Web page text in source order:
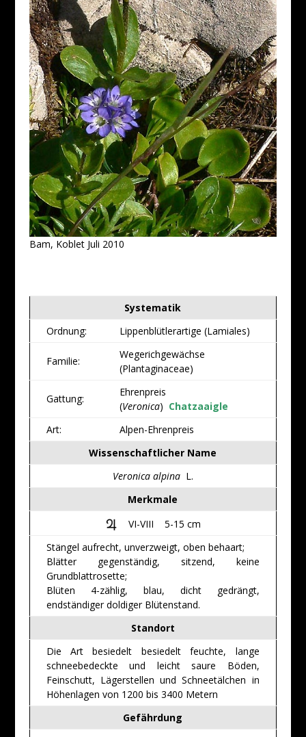
Bam, Koblet Juli 2010
Systematik
Ordnung:
Lippenblütlerartige (Lamiales)
Familie:
Wegerichgewächse
(Plantaginaceae)
Gattung:
Ehrenpreis
(Veronica) Chatzaaigle
Art:
Alpen-Ehrenpreis
Wissenschaftlicher Name
Veronica alpinaL.
Merkmale
VI-VIII 5-15 cm
Stängel aufrecht, unverzweigt, oben behaart;
Blätter gegenständig, sitzend, keine
Grundblattrosette;
Blüten 4-zählig, blau, dicht gedrängt,
endständiger doldiger Blütenstand.
Standort
Die Art besiedelt besiedelt feuchte, lange
schneebedeckte und leicht saure Böden,
Feinschutt, Lägerstellen und Schneetälchen in
Höhenlagen von 1200 bis 3400 Metern
Gefährdung